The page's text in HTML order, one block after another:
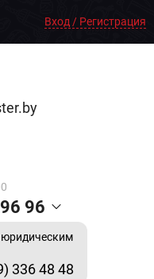
Вход / Регистрация
96
336 48 48